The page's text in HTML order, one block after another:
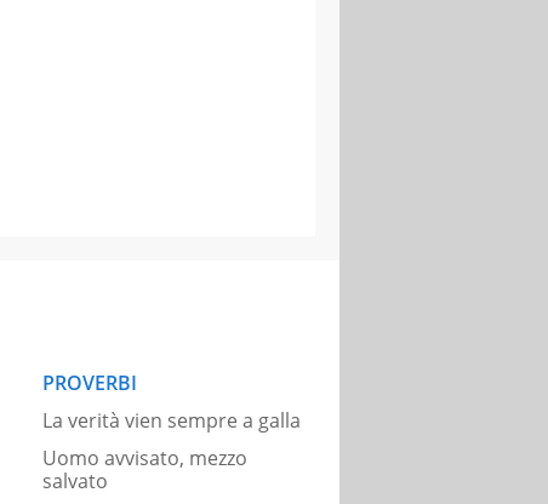
PROVERBI
La verità vien sempre a galla
Uomo avvisato, mezzo
salvato